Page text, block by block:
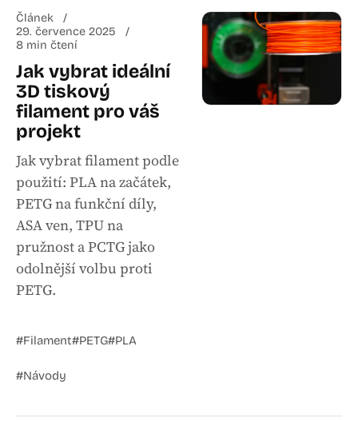
Článek
29. července 2025
8 min čtení
Jak vybrat ideální
3D tiskový
filament pro váš
projekt
Jak vybrat filament podle
použití: PLA na začátek,
PETG na funkční díly,
ASA ven, TPU na
pružnost a PCTG jako
odolnější volbu proti
PETG.
#Filament#PETG#PLA
#Návody